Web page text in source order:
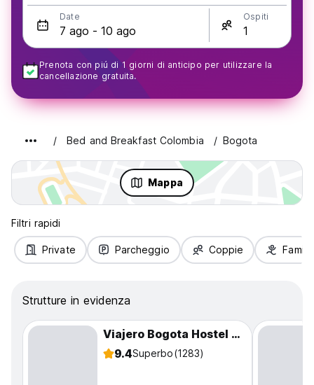
Date Ospiti
Prenota con piú di 1 giorni di anticipo per utilizzare la
cancellazione gratuita.
Bed and Breakfast Colombia Bogota
Mappa
Filtri rapidi
Private Parcheggio Coppie
Strutture in evidenza
Viajero Bogota Hostel & Spa
9.4Superbo(1283)